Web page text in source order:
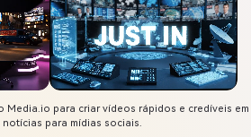
Media.io para criar vídeos rápidos e credíveis em
para mídias sociais.